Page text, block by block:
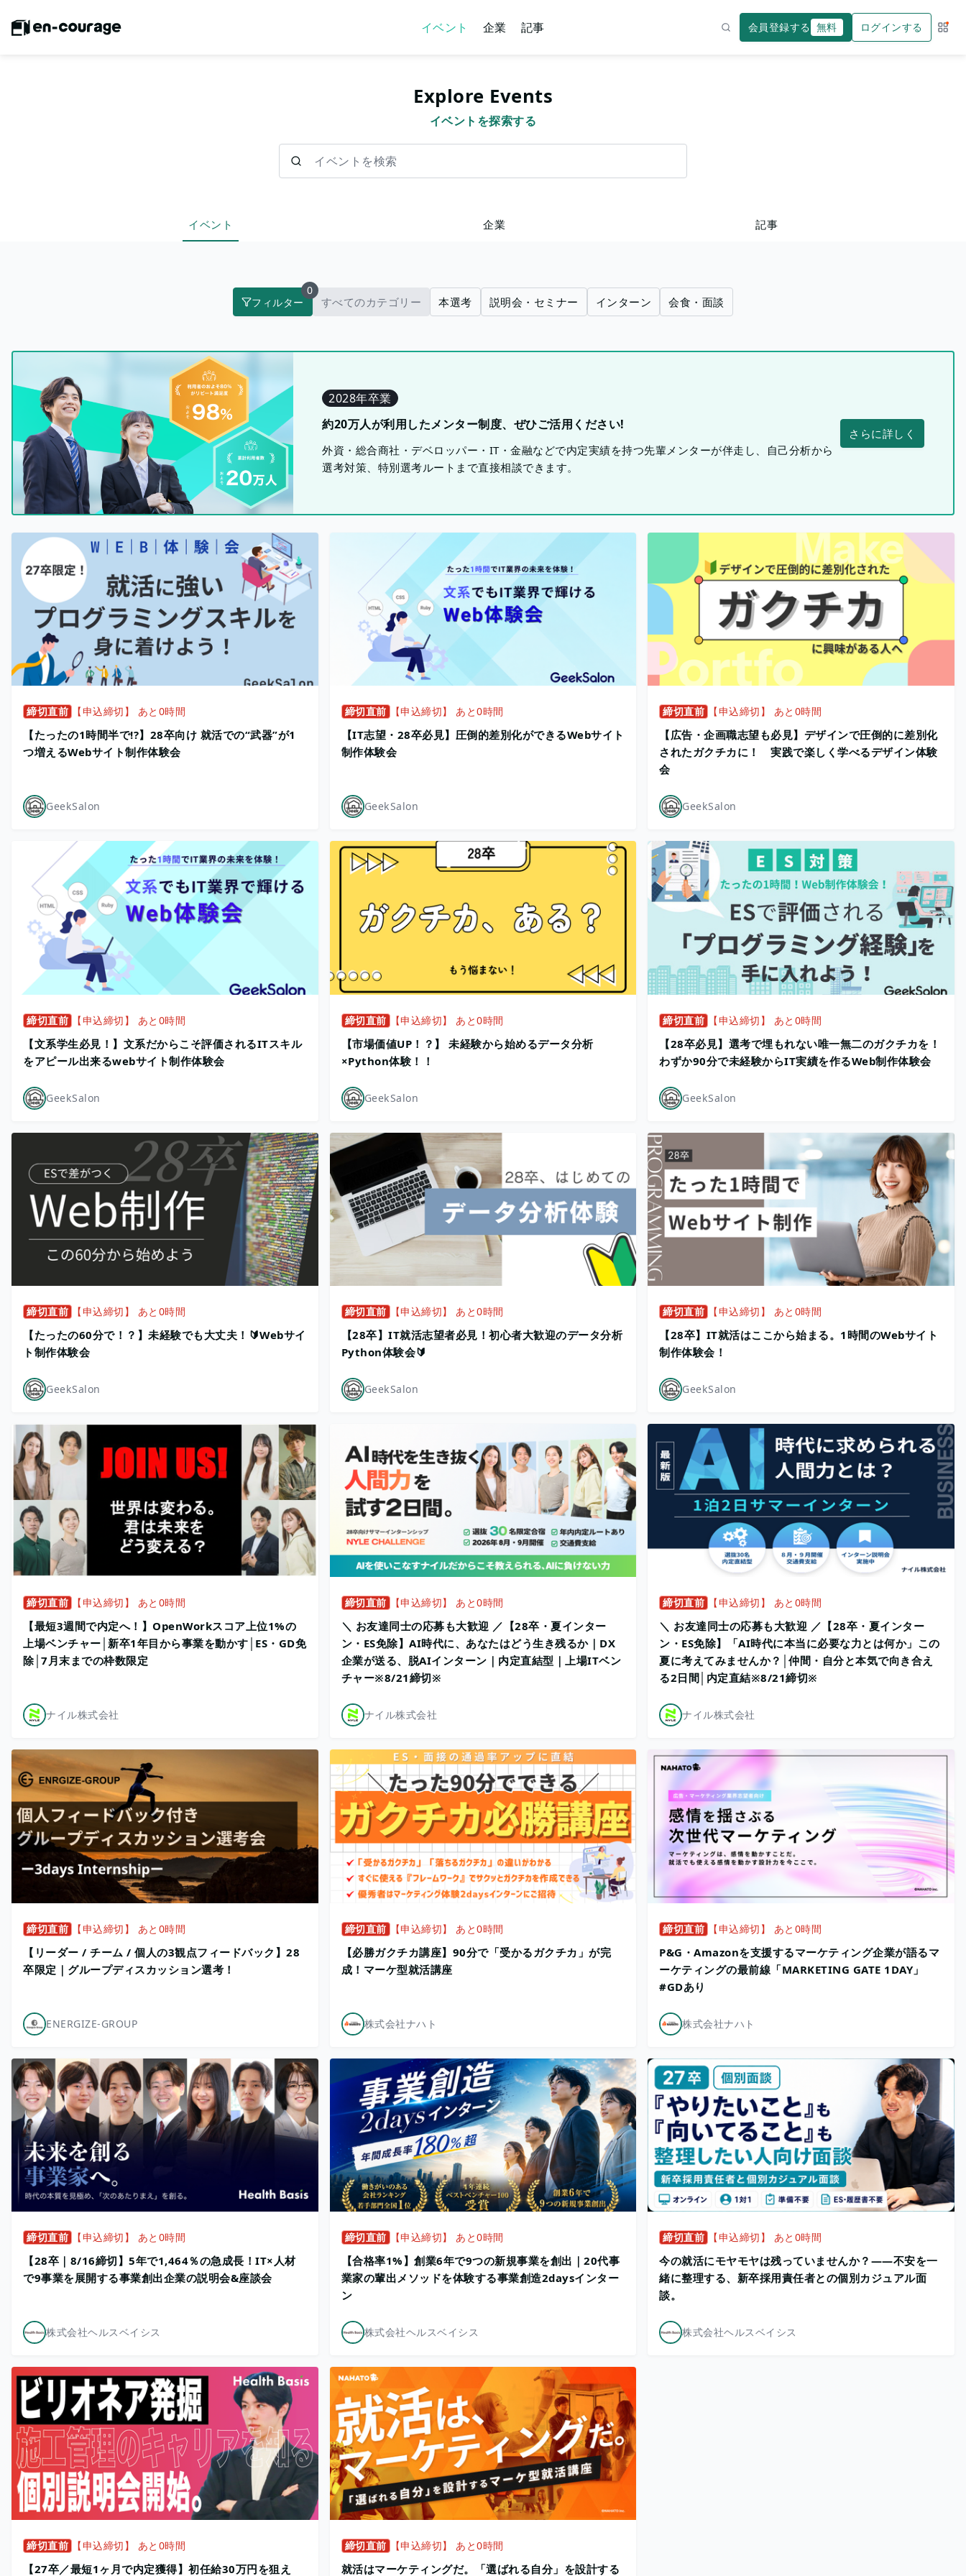
イベント 企業 記事 会員登録する 無料 ログインする サー
Explore Events
イベントを探索する
イベント 企業 記事
フィルター
0
すべてのカテゴリー 本選考 説明会・セミナー インターン 会食・面談
2028年卒業
約20万人が利用したメンター制度、ぜひご活用ください!
外資・総合商社・デベロッパー・IT・金融などで内定実績を持つ先輩メンターが伴走し、自己分析から
選考対策、特別選考ルートまで直接相談できます。
さらに詳しく
締切直前 【申込締切】 あと0時間
【たったの1時間半で!?】28卒向け 就活での“武器”が1
つ増えるWebサイト制作体験会
GeekSalon
締切直前 【申込締切】 あと0時間
【IT志望・28卒必見】圧倒的差別化ができるWebサイト
制作体験会
GeekSalon
締切直前 【申込締切】 あと0時間
【広告・企画職志望も必見】デザインで圧倒的に差別化
されたガクチカに！ 実践で楽しく学べるデザイン体験
会
GeekSalon
締切直前 【申込締切】 あと0時間
【文系学生必見！】文系だからこそ評価されるITスキル
をアピール出来るwebサイト制作体験会
GeekSalon
締切直前 【申込締切】 あと0時間
【市場価値UP！？】 未経験から始めるデータ分析
×Python体験！！
GeekSalon
締切直前 【申込締切】 あと0時間
【28卒必見】選考で埋もれない唯一無二のガクチカを！
わずか90分で未経験からIT実績を作るWeb制作体験会
GeekSalon
締切直前 【申込締切】 あと0時間
【たったの60分で！？】未経験でも大丈夫！🔰Webサイ
ト制作体験会
GeekSalon
締切直前 【申込締切】 あと0時間
【28卒】IT就活志望者必見！初心者大歓迎のデータ分析
Python体験会🔰
GeekSalon
締切直前 【申込締切】 あと0時間
【28卒】IT就活はここから始まる。1時間のWebサイト
制作体験会！
GeekSalon
締切直前 【申込締切】 あと0時間
【最短3週間で内定へ！】OpenWorkスコア上位1%の
上場ベンチャー│新卒1年目から事業を動かす│ES・GD免
除│7月末までの枠数限定
ナイル株式会社
締切直前 【申込締切】 あと0時間
＼ お友達同士の応募も大歓迎 ／【28卒・夏インター
ン・ES免除】AI時代に、あなたはどう生き残るか｜DX
企業が送る、脱AIインターン｜内定直結型｜上場ITベン
チャー※8/21締切※
ナイル株式会社
締切直前 【申込締切】 あと0時間
＼ お友達同士の応募も大歓迎 ／【28卒・夏インター
ン・ES免除】「AI時代に本当に必要な力とは何か」この
夏に考えてみませんか？│仲間・自分と本気で向き合え
る2日間│内定直結※8/21締切※
ナイル株式会社
締切直前 【申込締切】 あと0時間
【リーダー / チーム / 個人の3観点フィードバック】28
卒限定｜グループディスカッション選考！
ENERGIZE-GROUP
締切直前 【申込締切】 あと0時間
【必勝ガクチカ講座】90分で「受かるガクチカ」が完
成！マーケ型就活講座
株式会社ナハト
締切直前 【申込締切】 あと0時間
P&G・Amazonを支援するマーケティング企業が語るマ
ーケティングの最前線「MARKETING GATE 1DAY」
#GDあり
株式会社ナハト
締切直前 【申込締切】 あと0時間
【28卒｜8/16締切】5年で1,464％の急成長！IT×人材
で9事業を展開する事業創出企業の説明会&座談会
株式会社ヘルスベイシス
締切直前 【申込締切】 あと0時間
【合格率1%】創業6年で9つの新規事業を創出｜20代事
業家の輩出メソッドを体験する事業創造2daysインター
ン
株式会社ヘルスベイシス
締切直前 【申込締切】 あと0時間
今の就活にモヤモヤは残っていませんか？——不安を一
緒に整理する、新卒採用責任者との個別カジュアル面
談。
株式会社ヘルスベイシス
締切直前 【申込締切】 あと0時間
【27卒／最短1ヶ月で内定獲得】初任給30万円を狙え
締切直前 【申込締切】 あと0時間
就活はマーケティングだ。「選ばれる自分」を設計する